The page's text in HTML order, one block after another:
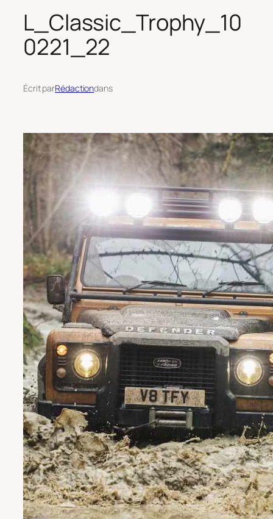
L_Classic_Trophy_10
0221_22
Écrit parRédactiondans